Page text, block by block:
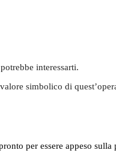
interessarti.
simbolico di
per essere appeso sulla